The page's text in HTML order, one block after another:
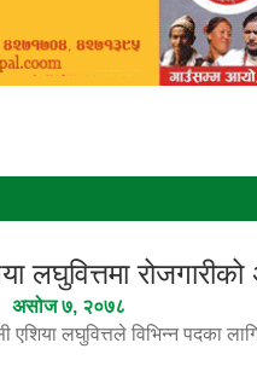
लघुवित्तमा
असोज ७, २०७८
एशिया लघुवित्तले विभिन्न पदका